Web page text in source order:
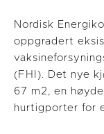
Nordisk
oppgradert
(FHI). Det nye
67 m2, en
hurtigporter for